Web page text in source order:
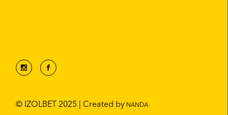
© IZOLBET 2025 | Created by NANDA